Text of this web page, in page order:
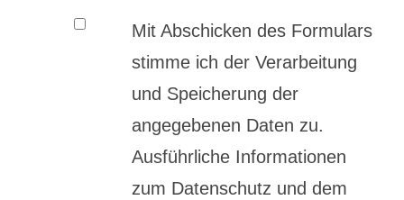
Mit Abschicken des Formulars
stimme ich der Verarbeitung
und Speicherung der
angegebenen Daten zu.
Ausführliche Informationen
zum Datenschutz und dem